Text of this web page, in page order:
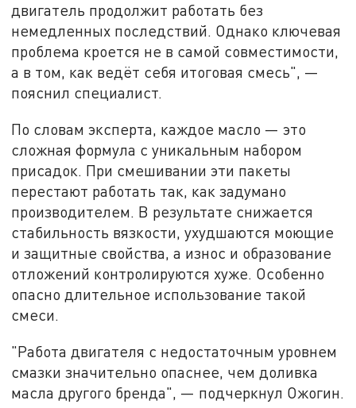
двигатель продолжит работать без
немедленных последствий. Однако ключевая
проблема кроется не в самой совместимости,
а в том, как ведёт себя итоговая смесь", —
пояснил специалист.
По словам эксперта, каждое масло — это
сложная формула с уникальным набором
присадок. При смешивании эти пакеты
перестают работать так, как задумано
производителем. В результате снижается
стабильность вязкости, ухудшаются моющие
и защитные свойства, а износ и образование
отложений контролируются хуже. Особенно
опасно длительное использование такой
смеси.
"Работа двигателя с недостаточным уровнем
смазки значительно опаснее, чем доливка
масла другого бренда", — подчеркнул Ожогин.